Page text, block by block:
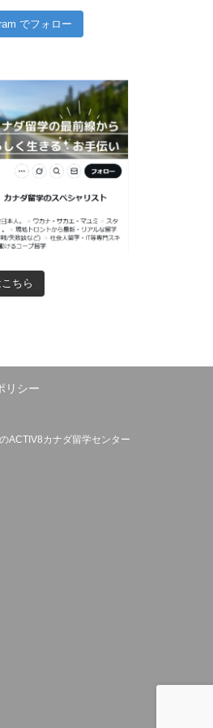
でフォロー
ちら
リシー
ACTIV8カナダ留学センター